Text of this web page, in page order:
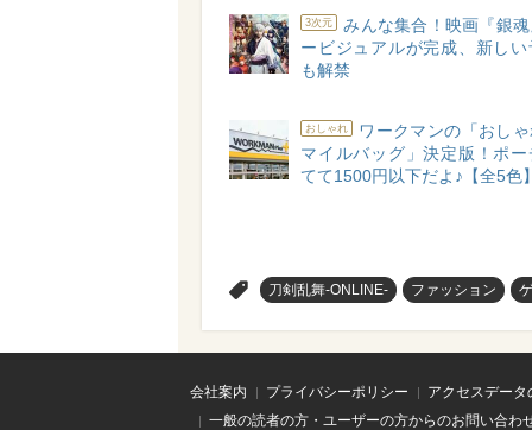
3次元
みんな集合！映画『銀
ービジュアルが完成、新し
も解禁
おしゃれ
ワークマンの「おし
マイルバッグ」決定版！ポ
てて1500円以下だよ♪【全5色
刀剣乱舞-ONLINE- ファッション
会社案内 プライバシーポリシー
アクセスデー
一般の読者の方・ユーザーの方からのお問い合わ